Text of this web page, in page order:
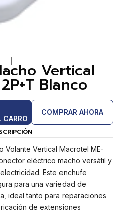
Vertical
Blanco
CARRO
COMPRAR AHORA
Volante Vertical Macrotel ME-
eléctrico macho versátil y
Este enchufe
para una variedad de
ideal tanto para reparaciones
de extensiones